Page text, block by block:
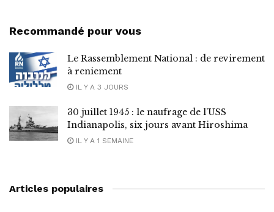
Recommandé pour vous
Le Rassemblement National : de revirement
à reniement
IL Y A 3 JOURS
30 juillet 1945 : le naufrage de l’USS
Indianapolis, six jours avant Hiroshima
IL Y A 1 SEMAINE
Articles populaires